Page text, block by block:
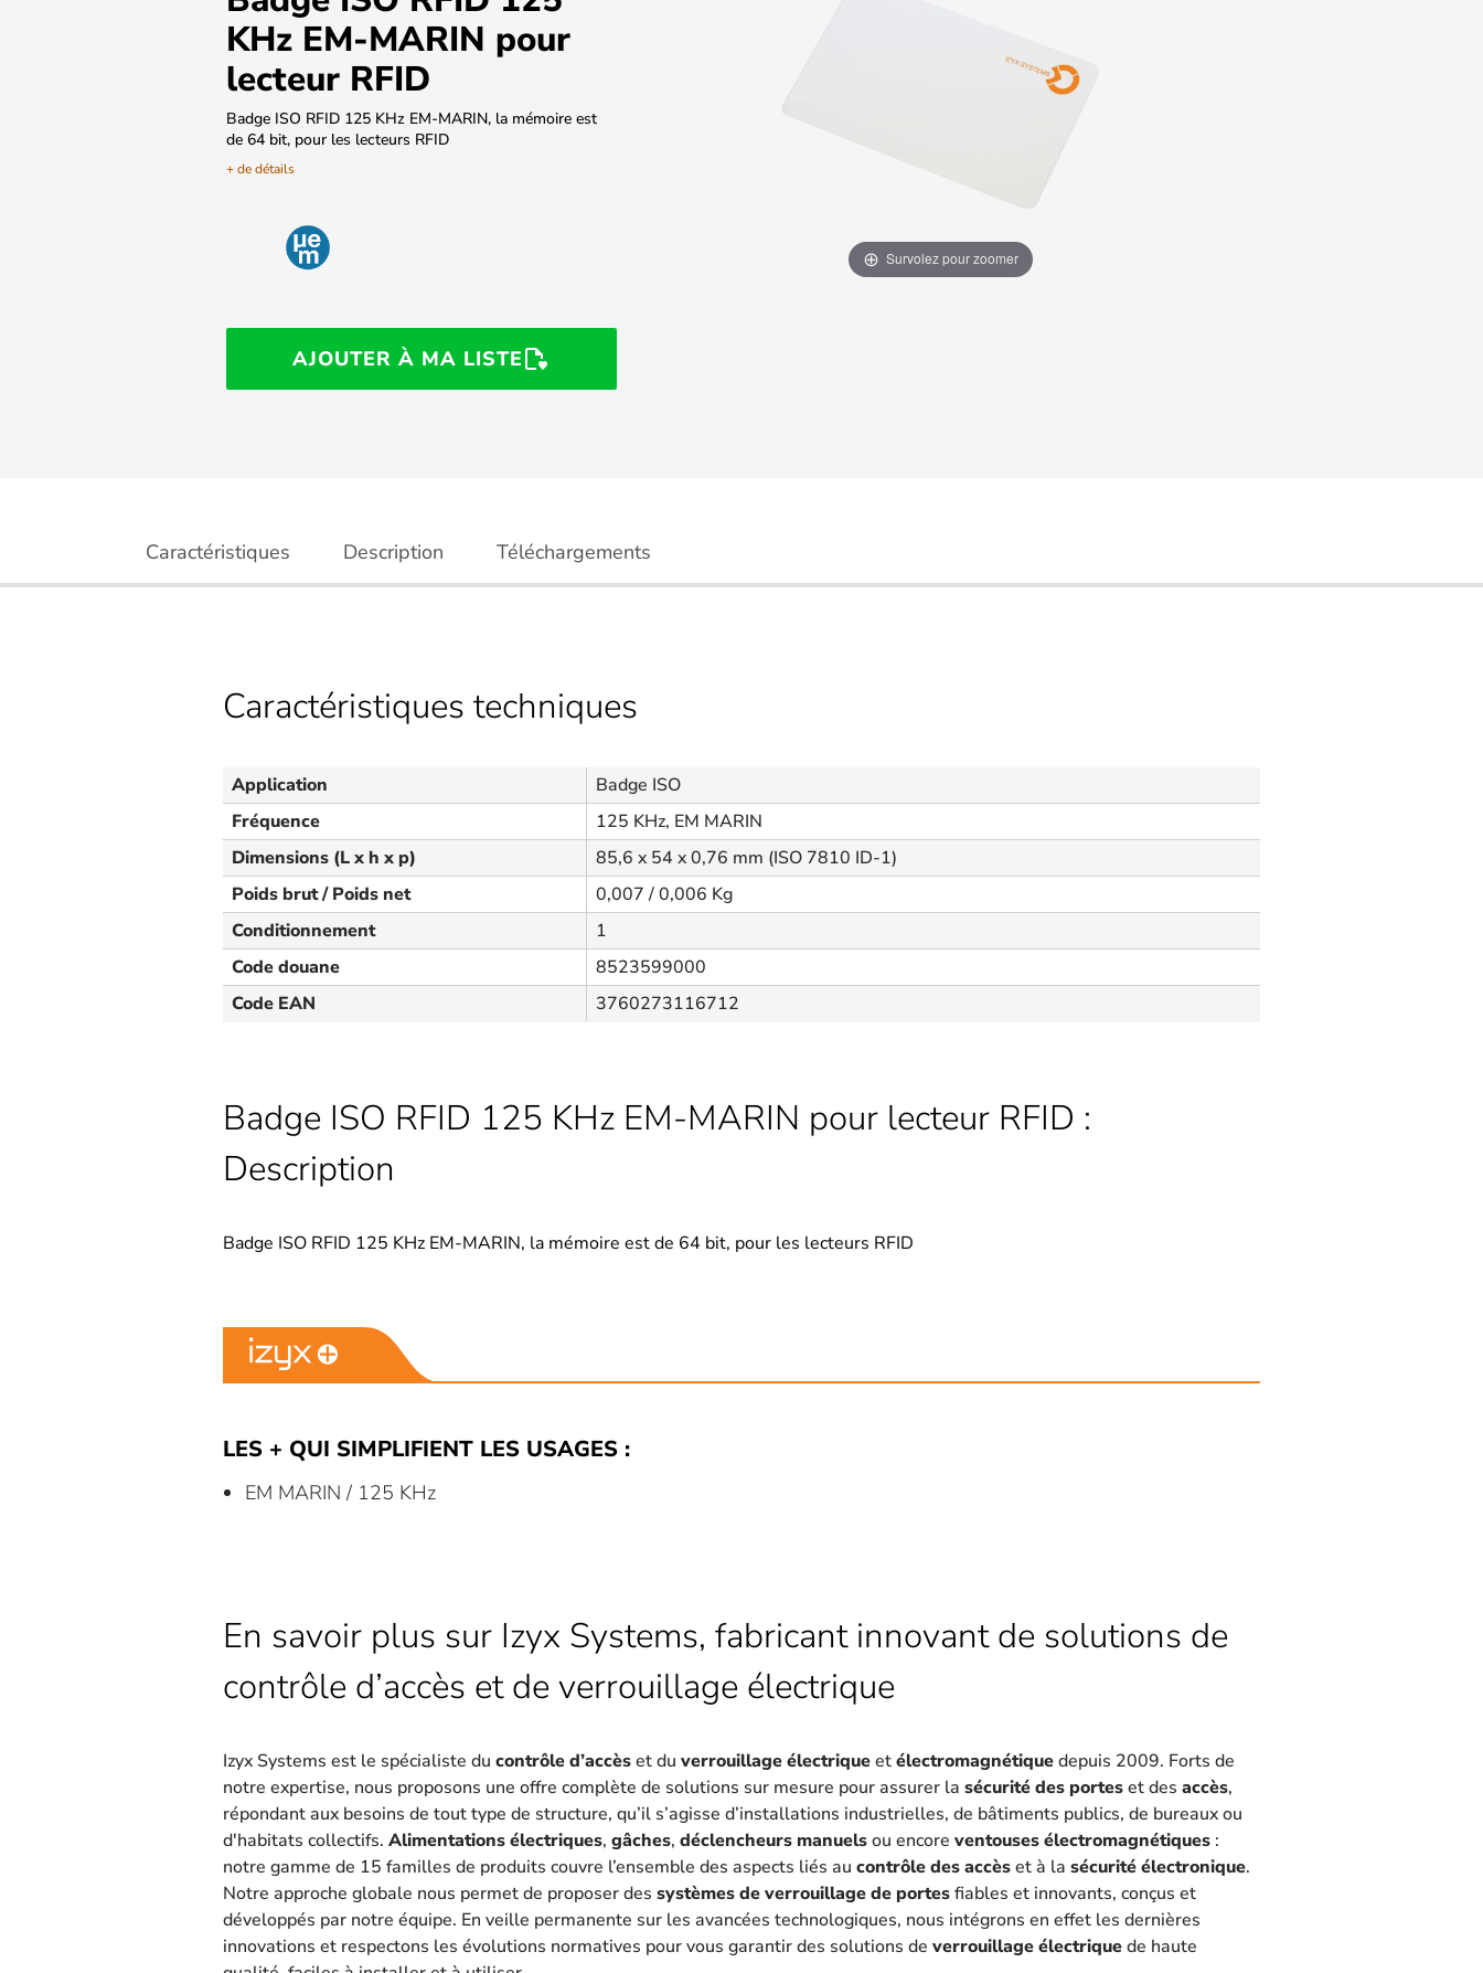
KHz EM-MARIN pour
lecteur RFID
Badge ISO RFID 125 KHz EM-MARIN, la mémoire est
de 64 bit, pour les lecteurs RFID
+ de détails
AJOUTER À MA LISTE
Survolez pour zoomer
Caractéristiques Description Téléchargements
Caractéristiques techniques
Application
Badge ISO
Fréquence
125 KHz, EM MARIN
Dimensions (L x h x p)
85,6 x 54 x 0,76 mm (ISO 7810 ID-1)
Poids brut / Poids net
0,007 / 0,006 Kg
Conditionnement
1
Code douane
8523599000
Code EAN
3760273116712
Badge ISO RFID 125 KHz EM-MARIN pour lecteur RFID :
Description
Badge ISO RFID 125 KHz EM-MARIN, la mémoire est de 64 bit, pour les lecteurs RFID
LES + QUI SIMPLIFIENT LES USAGES :
EM MARIN / 125 KHz
En savoir plus sur Izyx Systems, fabricant innovant de solutions de
contrôle d’accès et de verrouillage électrique
Izyx Systems est le spécialiste du contrôle d’accèset du verrouillage électriqueetélectromagnétiquedepuis 2009. Forts de
notre expertise, nous proposons une offre complète de solutions sur mesure pour assurer la sécurité des porteset des accès,
répondant aux besoins de tout type de structure, qu’il s’agisse d’installations industrielles, de bâtiments publics, de bureaux ou
d'habitats collectifs. Alimentations électriques, gâches, déclencheurs manuelsou encore ventouses électromagnétiques :
notre gamme de 15 familles de produits couvre l’ensemble des aspects liés au contrôle des accèset à la sécurité électronique.
Notre approche globale nous permet de proposer des systèmes de verrouillage de portesfiables et innovants, conçus et
développés par notre équipe. En veille permanente sur les avancées technologiques, nous intégrons en effet les dernières
innovations et respectons les évolutions normatives pour vous garantir des solutions de verrouillage électriquede haute